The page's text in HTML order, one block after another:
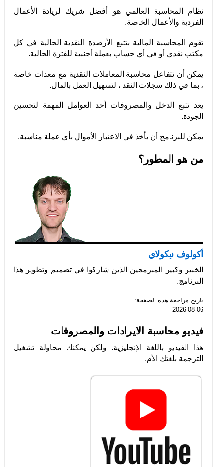
نظام المحاسبة العالمي هو أفضل شريك لريادة الأعمال
الفردية والأعمال الخاصة.
تقوم المحاسبة المالية بتتبع الأرصدة النقدية الحالية في كل
مكتب نقدي أو في أي حساب بعملة أجنبية للفترة الحالية.
يمكن أن تتفاعل محاسبة المعاملات النقدية مع معدات خاصة
، بما في ذلك سجلات النقد ، لتسهيل العمل بالمال.
يعد تتبع الدخل والمصروفات أحد العوامل المهمة لتحسين
الجودة.
يمكن للبرنامج أن يأخذ في الاعتبار الأموال بأي عملة مناسبة.
من هو المطور؟
أكولوف نيكولاي
الخبير وكبير المبرمجين الذين شاركوا في تصميم وتطوير هذا
البرنامج.
تاريخ مراجعة هذه الصفحة:
2026-08-06
فيديو محاسبة الايرادات والمصروفات
هذا الفيديو باللغة الإنجليزية. ولكن يمكنك محاولة تشغيل
الترجمة بلغتك الأم.